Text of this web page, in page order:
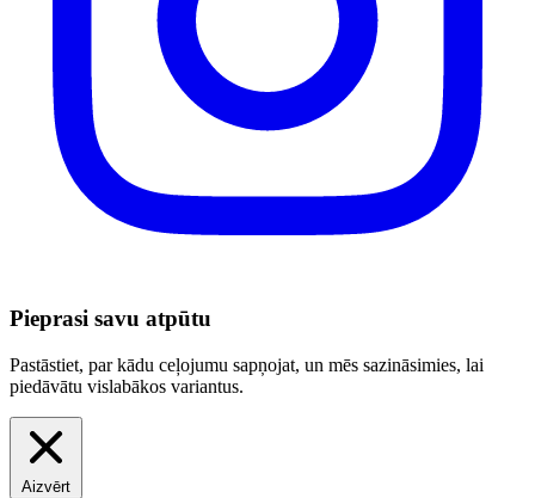
Pieprasi savu atpūtu
Pastāstiet, par kādu ceļojumu sapņojat, un mēs sazināsimies, lai
piedāvātu vislabākos variantus.
Aizvērt